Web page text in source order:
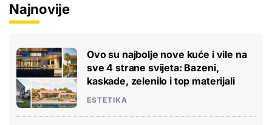
Najnovije
Ovo su najbolje nove kuće i vile na
sve 4 strane svijeta: Bazeni,
kaskade, zelenilo i top materijali
ESTETIKA